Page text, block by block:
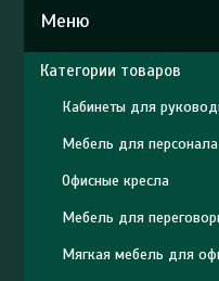
Категории товаров
Кабинеты для
Мебель для персонала
Офисные кресла
Мебель для
Мягкая мебель для